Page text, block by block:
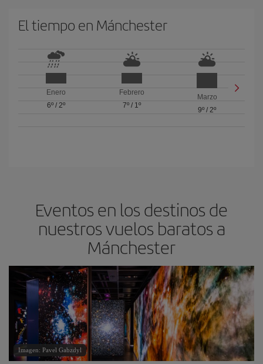
El tiempo en Mánchester
Enero
6º/ 2º
Febrero
7º/ 1º
Marzo
9º /2º
Eventos en los destinos de
nuestros vuelos baratos a
Mánchester
Imagen: Pavel Gabzdyl